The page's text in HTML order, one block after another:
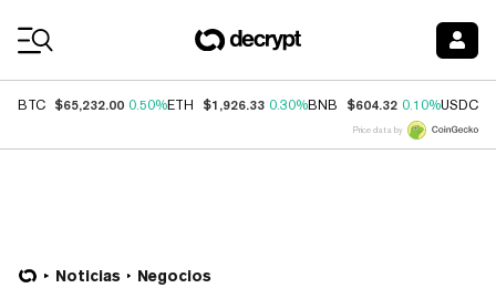
BTC $65,232.00 0.50%ETH $1,926.33 0.30%BNB $604.32 0.10%USDC
Price data by
Noticias Negocios